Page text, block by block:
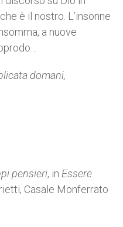
è il nostro. L’insonne
a nuove
domani,
pensieri, in Essere
Casale Monferrato